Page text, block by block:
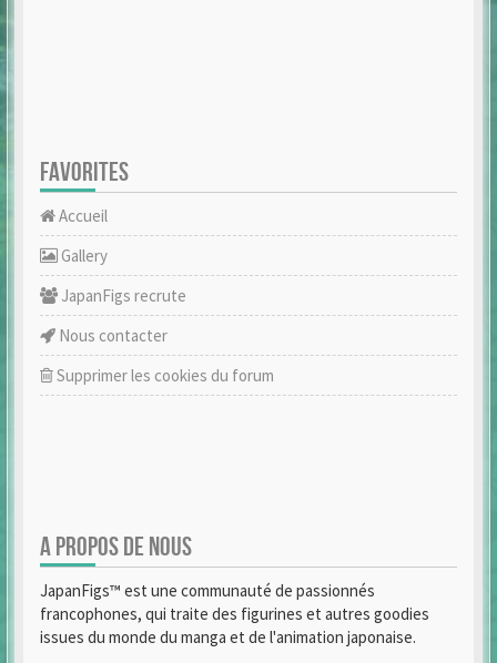
FAVORITES
Accueil
Gallery
JapanFigs recrute
Nous contacter
Supprimer les cookies du forum
A PROPOS DE NOUS
JapanFigs™ est une communauté de passionnés
francophones, qui traite des figurines et autres goodies
issues du monde du manga et de l'animation japonaise.